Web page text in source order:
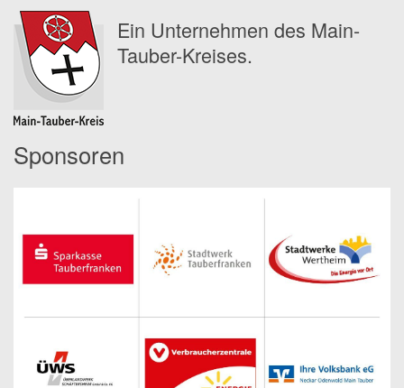
Ein Unternehmen des Main-
Tauber-Kreises.
Sponsoren